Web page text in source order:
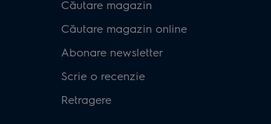
Căutare magazin
Căutare magazin online
Abonare newsletter
Scrie o recenzie
Retragere